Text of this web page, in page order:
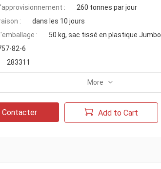
:
260 tonnes par jour
:
dans les 10 jours
:
50 kg, sac tissé en plastique Jumbo
82-6
283311
More
Contacter Add to Cart